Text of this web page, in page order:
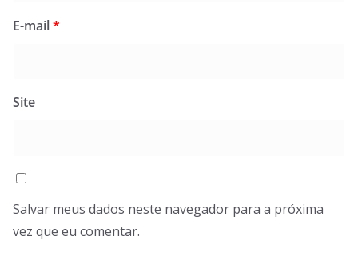
E-mail*
Site
Salvar meus dados neste navegador para a próxima
vez que eu comentar.